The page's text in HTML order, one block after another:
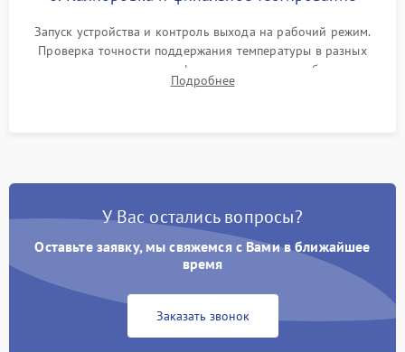
Запуск устройства и контроль выхода на рабочий режим.
Проверка точности поддержания температуры в разных
климатических зонах шкафа, оценка уровня стабильности
влажности и полного отсутствия вибраций корпуса.
Подробнее
У Вас остались вопросы?
Оставьте заявку, мы свяжемся с Вами в ближайшее
время
Заказать звонок